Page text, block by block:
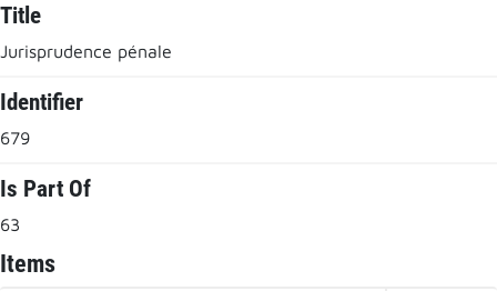
Title
Jurisprudence pénale
Identifier
679
Is Part Of
63
Items